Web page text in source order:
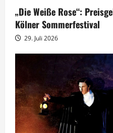
g
a
t
i
o
n
„Die Weiße Rose“:
Kölner Sommerfestival
29. Juli 2026